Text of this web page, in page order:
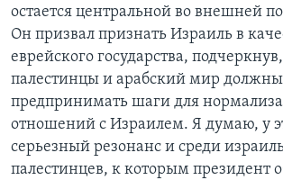
остается центральной во внешней
Он призвал признать Израиль в
еврейского государства,
палестинцы и арабский мир должны
предпринимать шаги для
отношений с Израилем. Я думаю, у
серьезный резонанс и среди
палестинцев, к которым президент